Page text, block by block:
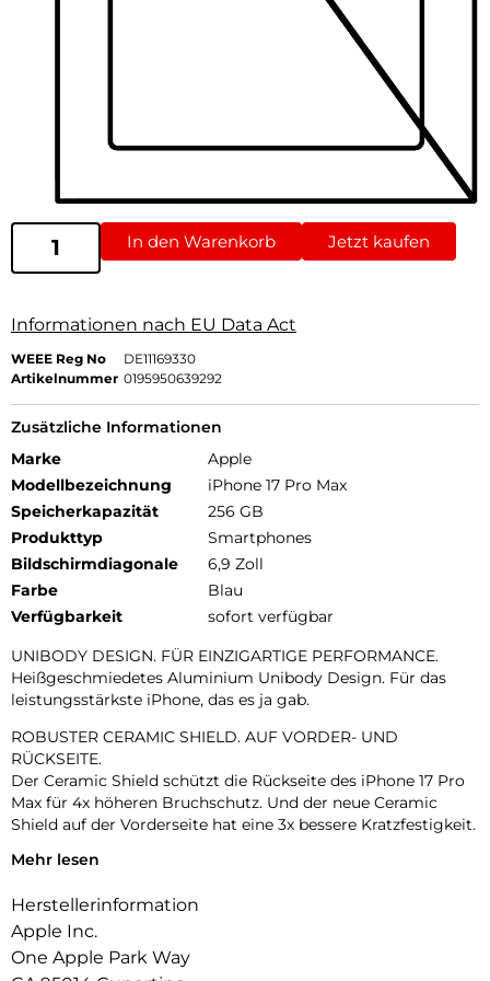
In den Warenkorb Jetzt kaufen
Informationen nach EU Data Act
WEEE Reg No
DE11169330
Artikelnummer 0195950639292
Zusätzliche Informationen
Marke
Apple
Modellbezeichnung
iPhone 17 Pro Max
Speicherkapazität
256 GB
Produkttyp
Smartphones
Bildschirmdiagonale
6,9 Zoll
Farbe
Blau
Verfügbarkeit
sofort verfügbar
UNIBODY DESIGN. FÜR EINZIGARTIGE PERFORMANCE.
Heißgeschmiedetes Aluminium Unibody Design. Für das
leistungsstärkste iPhone, das es ja gab.
ROBUSTER CERAMIC SHIELD. AUF VORDER- UND
RÜCKSEITE.
Der Ceramic Shield schützt die Rückseite des iPhone 17 Pro
Max für 4x höheren Bruchschutz. Und der neue Ceramic
Shield auf der Vorderseite hat eine 3x bessere Kratzfestigkeit.
DAS ULTIMATIVE PRO KAMERA-SYSTEM.
dem größten Zoombereich, den es je bei einem iPhone gab.
Das ist wie 8 Pro Objektive in deiner Hosentasche.
18MP CENTER STAGE FRONTKAMERA.
Mehr lesen
Herstellerinformation
Apple Inc.
One Apple Park Way